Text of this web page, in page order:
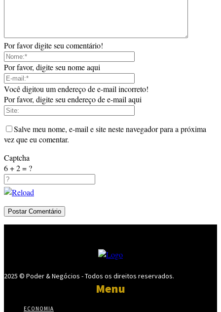
Por favor digite seu comentário!
Por favor, digite seu nome aqui
Você digitou um endereço de e-mail incorreto!
Por favor, digite seu endereço de e-mail aqui
Salve meu nome, e-mail e site neste navegador para a próxima
vez que eu comentar.
Captcha
6 + 2 = ?
2025 © Poder & Negócios - Todos os direitos reservados.
Menu
ECONOMIA